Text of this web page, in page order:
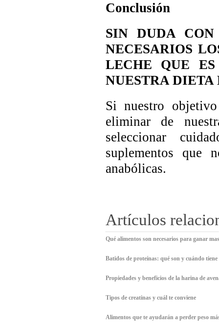
Conclusión
SIN DUDA
NECESARIOS
LECHE QUE
NUESTRA
Si nuestro
eliminar de
seleccionar
suplementos que
anabólicas.
Artículos
Qué alimentos son necesarios para ganar
Batidos de proteínas: qué son y cuándo
Propiedades y beneficios de la harina de
Tipos de creatinas y cuál te conviene
Alimentos que te ayudarán a perder peso